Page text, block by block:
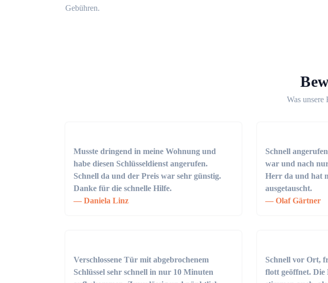
Gebühren.
Was unsere
Musste dringend in meine Wohnung und
habe diesen Schlüsseldienst angerufen.
Schnell da und der Preis war sehr günstig.
Danke für die schnelle Hilfe.
Daniela Linz
Schnell
war und nach
Herr da und hat
ausgetauscht.
Olaf Gärtner
Verschlossene Tür mit abgebrochenem
Schlüssel sehr schnell in nur 10 Minuten
Schnell vor Ort,
flott geöffnet. Die